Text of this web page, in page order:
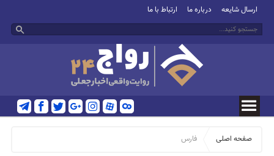
ارسال شایعه درباره ما ارتباط با ما
صفحه اصلی فارس